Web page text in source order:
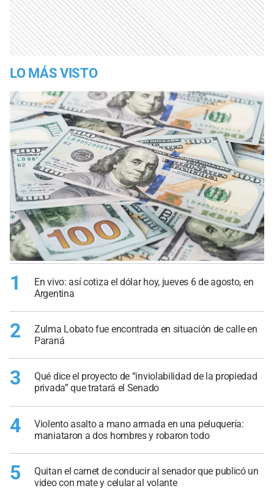
LO MÁS VISTO
1
En vivo: así cotiza el dólar hoy, jueves 6 de agosto, en
Argentina
2
Zulma Lobato fue encontrada en situación de calle en
Paraná
3
Qué dice el proyecto de “inviolabilidad de la propiedad
privada” que tratará el Senado
4
Violento asalto a mano armada en una peluquería:
maniataron a dos hombres y robaron todo
5
Quitan el carnet de conducir al senador que publicó un
video con mate y celular al volante